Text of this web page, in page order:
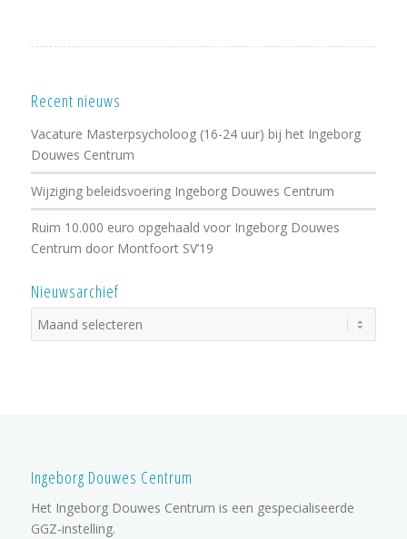
Recent nieuws
Vacature Masterpsycholoog (16-24 uur) bij het Ingeborg
Douwes Centrum
Wijziging beleidsvoering Ingeborg Douwes Centrum
Ruim 10.000 euro opgehaald voor Ingeborg Douwes
Centrum door Montfoort SV’19
Nieuwsarchief
Ingeborg Douwes Centrum
Het Ingeborg Douwes Centrum is een gespecialiseerde
GGZ-instelling.